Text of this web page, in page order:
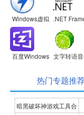
Windows虚拟光驱.NET
百度Windows10直通车
文字转语
热门专题推
暗黑破坏神游戏工具合